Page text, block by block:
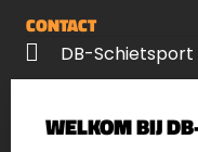
CONTACT
DB-Schietsport
5411 LX Zeeland
WELKOM BIJ